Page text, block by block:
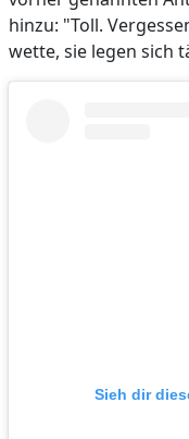
hinzu: "Toll.
wette, sie legen sich
Sieh dir